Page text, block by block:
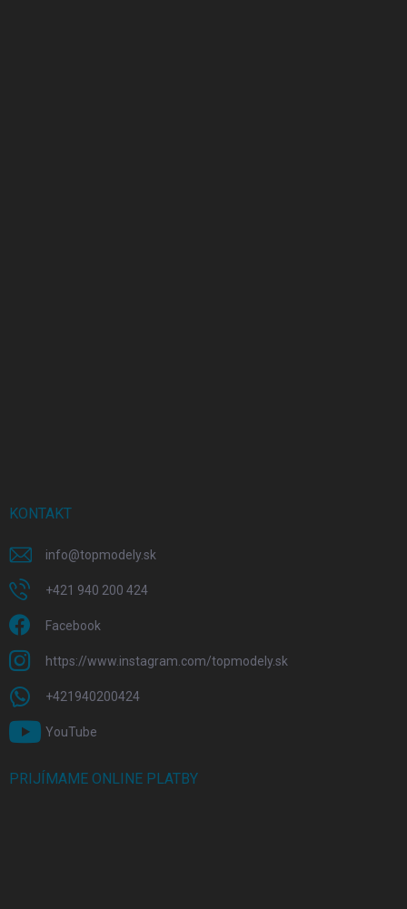
KONTAKT
info@topmodely.sk
+421 940 200 424
Facebook
https://www.instagram.com/topmodely.sk
+421940200424
YouTube
PRIJÍMAME ONLINE PLATBY